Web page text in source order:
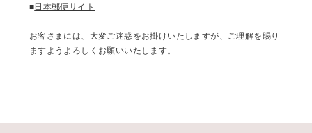
■日本郵便サイト
お客さまには、大変ご迷惑をお掛けいたしますが、ご理解を賜り
ますようよろしくお願いいたします。